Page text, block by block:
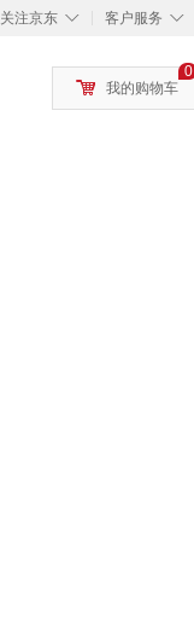
◇
关注京东 ◇
客户服务
0
我的购物车